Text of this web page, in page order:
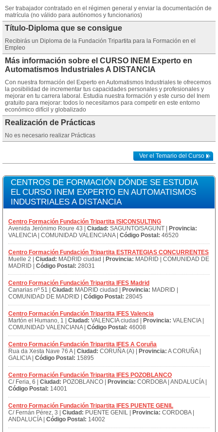
Ser trabajador contratado en el régimen general y enviar la documentación de
matrícula (no válido para autónomos y funcionarios)
Título-Diploma que se consigue
Recibirás un Diploma de la Fundación Tripartita para la Formación en el
Empleo
Más información sobre el CURSO INEM Experto en
Automatismos Industriales A DISTANCIA
Con nuestra formación del Experto en Automatismos Industriales te ofrecemos
la posibilidad de incrementar tus capacidades personales y profesionales y
mejorar en tu carrera laboral. Estudia nuestra formación y este curso del Inem
gratuito para mejorar: todos lo necesitamos para competir en este entorno
económico difícil y globalizado
Realización de Prácticas
No es necesario realizar Prácticas
Ver el Temario del Curso
CENTROS DE FORMACIÓN DÓNDE SE ESTUDIA
EL CURSO INEM EXPERTO EN AUTOMATISMOS
INDUSTRIALES A DISTANCIA
Centro Formación Fundación Tripartita ISICONSULTING
Avenida Jerónimo Roure 43 | Ciudad: SAGUNTO/SAGUNT |
Provincia:
VALENCIA | COMUNIDAD VALENCIANA | Código Postal: 46520
Centro Formación Fundación Tripartita ESTRATEGIAS CONCURRENTES
Muelle 2 | Ciudad: MADRID ciudad | Provincia: MADRID | COMUNIDAD DE
MADRID | Código Postal: 28031
Centro Formación Fundación Tripartita IFES Madrid
Canarias nº 51 | Ciudad: MADRID ciudad | Provincia: MADRID |
COMUNIDAD DE MADRID | Código Postal: 28045
Centro Formación Fundación Tripartita IFES Valencia
Martón el Humano, 1 | Ciudad: VALENCIA ciudad | Provincia: VALENCIA |
COMUNIDAD VALENCIANA | Código Postal: 46008
Centro Formación Fundación Tripartita IFES A Coruña
Rua da Xesta Nave 76 A | Ciudad: CORUÑA (A) | Provincia: A CORUÑA |
GALICIA | Código Postal: 15895
Centro Formación Fundación Tripartita IFES POZOBLANCO
C/ Feria, 6 | Ciudad: POZOBLANCO | Provincia: CORDOBA | ANDALUCÍA |
Código Postal: 14001
Centro Formación Fundación Tripartita IFES PUENTE GENIL
C/ Fernán Pérez, 3 | Ciudad: PUENTE GENIL | Provincia: CORDOBA |
ANDALUCÍA | Código Postal: 14002